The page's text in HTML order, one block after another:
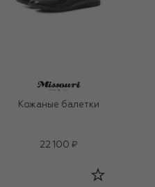
Кожаные балетки
22 100 ₽